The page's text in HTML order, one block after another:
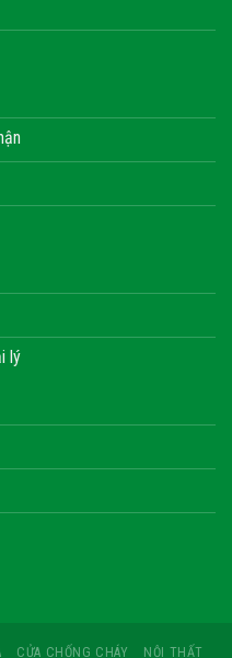
lý
CỬA CHỐNG CHÁY NỘI THẤT